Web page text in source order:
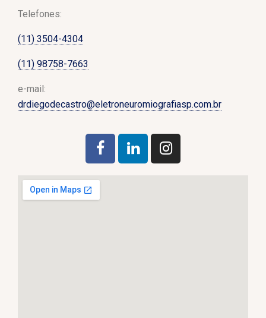
Telefones:
(11) 3504-4304
(11) 98758-7663
e-mail:
drdiegodecastro@eletroneuromiografiasp.com.br